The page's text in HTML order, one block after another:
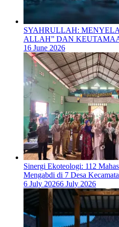
SYAHRULLAH:
ALLAH” DAN
16 June 2026
‎Sinergi Ekoteologi: 112
Mengabdi di 7 Desa
6 July 20266 July 2026